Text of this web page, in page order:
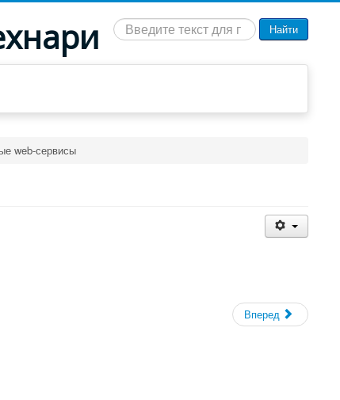
Искать... Найти
web-сервисы
Вперед